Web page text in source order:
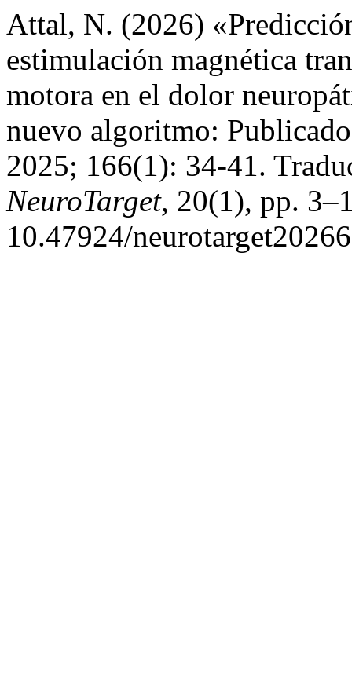
Attal, N. (2026)
estimulación magnética
motora en el dolor
nuevo algoritmo:
2025; 166(1): 34-41.
NeuroTarget, 20(1), pp.
10.47924/